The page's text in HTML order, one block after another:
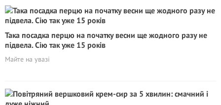
Така посадка перцю на початку весни ще жодного разу не
підвела. Сію так уже 15 років
Майте на увазі